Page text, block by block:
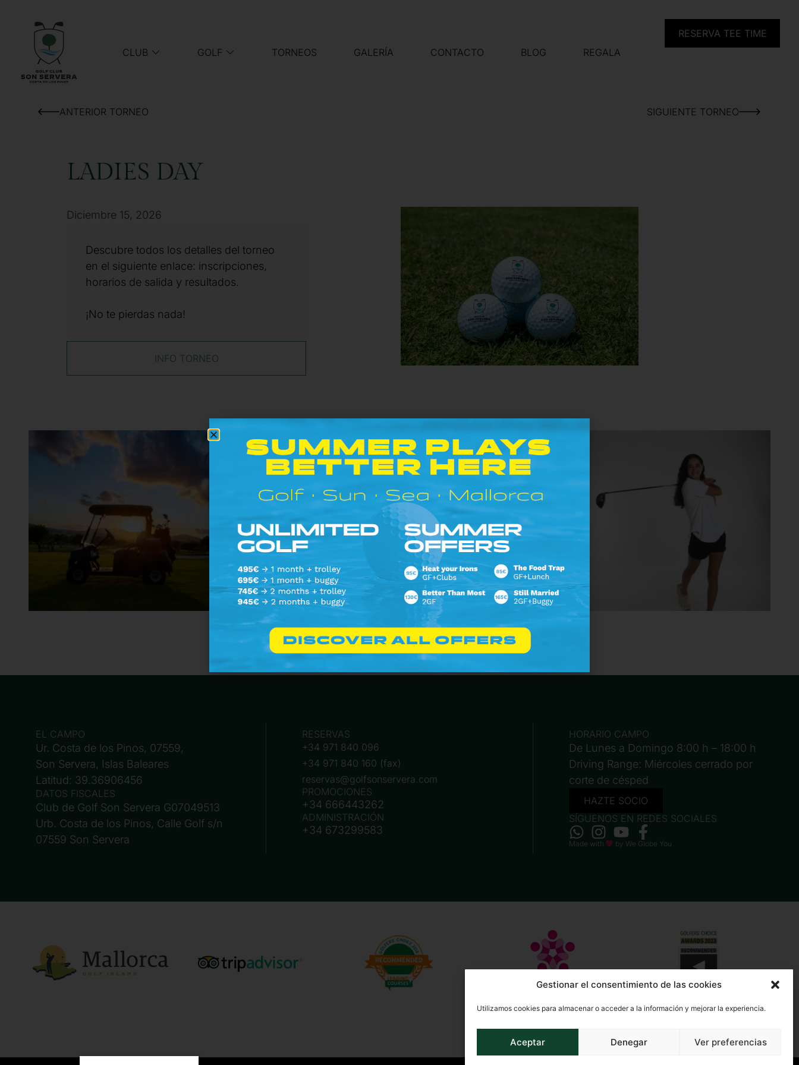
Gestionar el consentimiento de las cookies
Utilizamos cookies para almacenar o acceder a la información y mejorar la experiencia.
Aceptar Denegar Ver preferencias
CLUB GOLF TORNEOS GALERÍA CONTACTO BLOG REGALA
RESERVA TEE TIME
ANTERIOR TORNEO SIGUIENTE TORNEO
LADIES DAY
Diciembre 15, 2026
Descubre todos los detalles del torneo
en el siguiente enlace: inscripciones,
horarios de salida y resultados.
¡No te pierdas nada!
INFO TORNEO
Seguir en Instagram
EL CAMPO
Ur. Costa de los Pinos, 07559,
Son Servera, Islas Baleares
Latitud: 39.36906456
DATOS FISCALES
Club de Golf Son Servera G07049513
Urb. Costa de los Pinos, Calle Golf s/n
07559 Son Servera
RESERVAS
+34 971 840 096
+34 971 840 160 (fax)
reservas@golfsonservera.com
PROMOCIONES
+34 666443262
ADMINISTRACIÓN
+34 673299583
HORARIO CAMPO
De Lunes a Domingo 8:00 h – 18:00 h
Driving Range: Miércoles cerrado por
corte de césped
HAZTE SOCIO
SÍGUENOS EN REDES SOCIALES
Made with by We Globe You